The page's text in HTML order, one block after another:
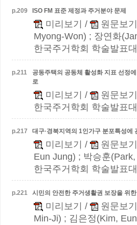
p.209 ISO FM 표준 제정과 주거분야 문제
미리보기 / 원문보기
Myong-Won) ; 장연화
한국주거학회 학술발표
p.211 공동주택의 공동체 활성화 지표 선정
로
미리보기 / 원문보기
한국주거학회 학술발표
p.217 대구·경북지역의 1인가구 분포특성에
미리보기 / 원문보기
Eun Jung) ; 박승훈
한국주거학회 학술발표
p.221 시민의 안전한 주거생활권 보장을 위
미리보기 / 원문보기
Min-Ji) ; 김은정(Kim,